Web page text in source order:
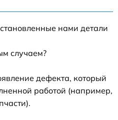
нами детали
случаем?
дефекта, который
работой (например,